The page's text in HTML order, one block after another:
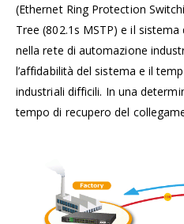
(Ethernet Ring Protection
Tree (802.1s MSTP) e il
nella rete di automazione
l’affidabilità del sistema e il
industriali difficili. In una
tempo di recupero del